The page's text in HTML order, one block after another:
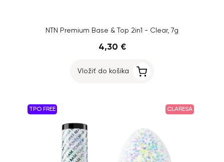
NTN Premium Base & Top 2in1 - Clear, 7g
4,30 €
Vložiť do košíka
TPO FREE CLARESA